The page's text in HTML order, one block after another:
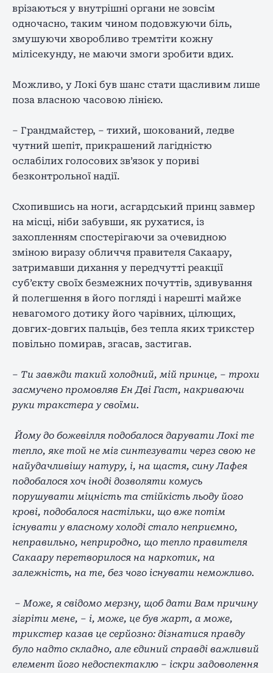
врізаються у внутрішні органи не зовсім
одночасно, таким чином подовжуючи біль,
змушуючи хворобливо тремтіти кожну
мілісекунду, не маючи змоги зробити вдих.
Можливо, у Локі був шанс стати щасливим лише
поза власною часовою лінією.
– Грандмайстер, – тихий, шокований, ледве
чутний шепіт, прикрашений лагідністю
ослабілих голосових зв’язок у пориві
безконтрольної надії.
Схопившись на ноги, асгардський принц завмер
на місці, ніби забувши, як рухатися, із
захопленням спостерігаючи за очевидною
зміною виразу обличчя правителя Сакаару,
затримавши дихання у передчутті реакції
суб’єкту своїх безмежних почуттів, здивування
й полегшення в його погляді і нарешті майже
невагомого дотику його чарівних, цілющих,
довгих-довгих пальців, без тепла яких трикстер
повільно помирав, згасав, застигав.
– Ти завжди такий холодний, мій принце, – трохи
засмучено промовляв Ен Дві Гаст, накриваючи
руки тракстера у своїми.
Йому до божевілля подобалося дарувати Локі те
тепло, яке той не міг синтезувати через свою не
найудачливішу натуру, і, на щастя, сину Лафея
подобалося хоч іноді дозволяти комусь
порушувати міцність та стійкість льоду його
крові, подобалося настільки, що вже потім
існувати у власному холоді стало неприємно,
неправильно, неприродно, що тепло правителя
Сакаару перетворилося на наркотик, на
залежність, на те, без чого існувати неможливо.
– Може, я свідомо мерзну, щоб дати Вам причину
зігріти мене, – і, може, це був жарт, а може,
трикстер казав це серйозно: дізнатися правду
було надто складно, але єдиний справді важливий
елемент його недоспектаклю – іскри задоволення